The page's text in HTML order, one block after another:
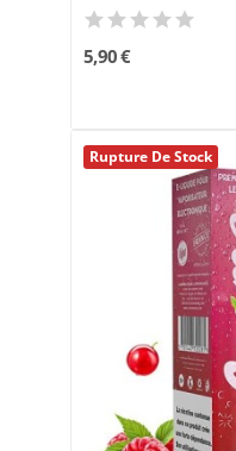
5,90 €
Rupture De Stock